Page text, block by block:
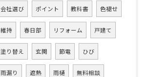
会社選び ポイント 教科書 色褪せ
維持 春日部 リフォーム 戸建て
塗り替え 玄関 節電 ひび
雨漏り 遮熱 雨樋 無料相談